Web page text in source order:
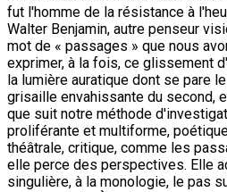
fut l'homme de la résistance à
Walter Benjamin, autre penseur
mot de « passages » que nous
exprimer, à la fois, ce glissement
la lumière auratique dont se pare
grisaille envahissante du second,
que suit notre méthode
proliférante et multiforme,
théâtrale, critique, comme les
elle perce des perspectives. Elle
singulière, à la monologie, le pas